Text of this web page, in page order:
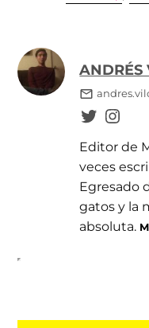
ANDRÉS
Editor de
veces
Egresado
gatos y la
absoluta.